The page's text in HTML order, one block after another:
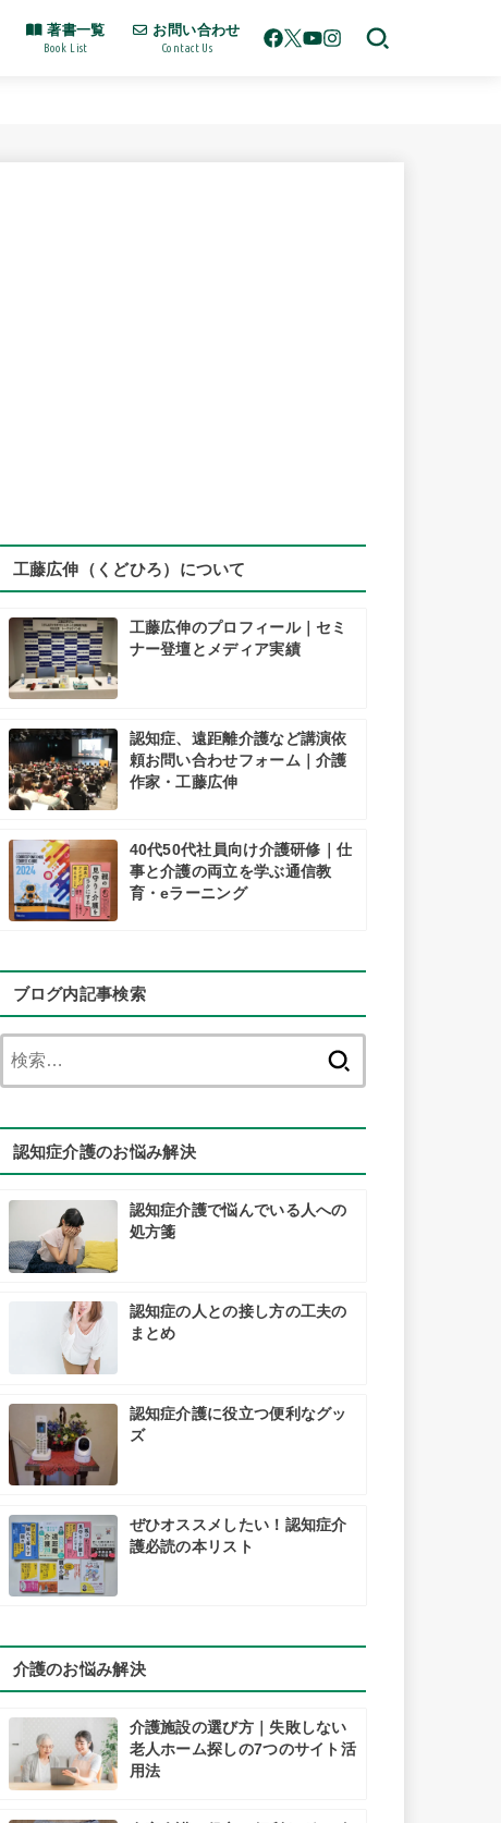
著書一覧
Book List
お問い合わせ
Contact Us
工藤広伸（くどひろ）について
工藤広伸のプロフィール｜セミ
ナー登壇とメディア実績
認知症、遠距離介護など講演依
頼お問い合わせフォーム｜介護
作家・工藤広伸
40代50代社員向け介護研修｜仕
事と介護の両立を学ぶ通信教
育・eラーニング
ブログ内記事検索
認知症介護のお悩み解決
認知症介護で悩んでいる人への
処方箋
認知症の人との接し方の工夫の
まとめ
認知症介護に役立つ便利なグッ
ズ
ぜひオススメしたい！認知症介
護必読の本リスト
介護のお悩み解決
介護施設の選び方｜失敗しない
老人ホーム探しの7つのサイト活
用法